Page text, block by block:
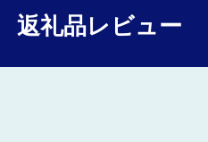
返礼品レビュー